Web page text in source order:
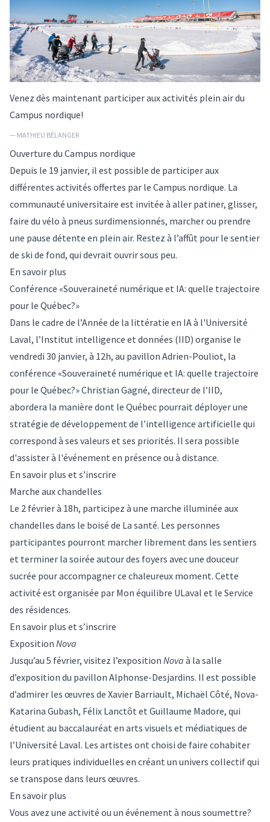
Venez dès maintenant participer aux activités plein air du
Campus nordique!
— MATHIEU BÉLANGER
Ouverture du Campus nordique
Depuis le 19 janvier, il est possible de participer aux
différentes activités offertes par le Campus nordique. La
communauté universitaire est invitée à aller patiner, glisser,
faire du vélo à pneus surdimensionnés, marcher ou prendre
une pause détente en plein air. Restez à l’affût pour le sentier
de ski de fond, qui devrait ouvrir sous peu.
En savoir plus
Conférence «Souveraineté numérique et IA: quelle trajectoire
pour le Québec?»
Dans le cadre de l’Année de la littératie en IA à l'Université
Laval, l’Institut intelligence et données (IID) organise le
vendredi 30 janvier, à 12h, au pavillon Adrien-Pouliot, la
conférence «Souveraineté numérique et IA: quelle trajectoire
pour le Québec?» Christian Gagné, directeur de l’IID,
abordera la manière dont le Québec pourrait déployer une
stratégie de développement de l’intelligence artificielle qui
correspond à ses valeurs et ses priorités. Il sera possible
d'assister à l'événement en présence ou à distance.
En savoir plus et s’inscrire
Marche aux chandelles
Le 2 février à 18h, participez à une marche illuminée aux
chandelles dans le boisé de La santé. Les personnes
participantes pourront marcher librement dans les sentiers
et terminer la soirée autour des foyers avec une douceur
sucrée pour accompagner ce chaleureux moment. Cette
activité est organisée par Mon équilibre ULaval et le Service
des résidences.
En savoir plus et s’inscrire
Exposition Nova
Jusqu’au 5 février, visitez l’exposition Nova à la salle
d’exposition du pavillon Alphonse-Desjardins. Il est possible
d’admirer les œuvres de Xavier Barriault, Michaël Côté, Nova-
Katarina Gubash, Félix Lanctôt et Guillaume Madore, qui
étudient au baccalauréat en arts visuels et médiatiques de
l’Université Laval. Les artistes ont choisi de faire cohabiter
leurs pratiques individuelles en créant un univers collectif qui
se transpose dans leurs œuvres.
En savoir plus
Vous avez une activité ou un événement à nous soumettre?